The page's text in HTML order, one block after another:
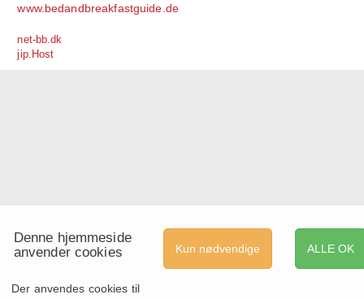
www.bedandbreakfastguide.de
net-bb.dk
jip.Host
ALLE OK
Kun nødvendige
Denne hjemmeside
anvender cookies
Der anvendes cookies til